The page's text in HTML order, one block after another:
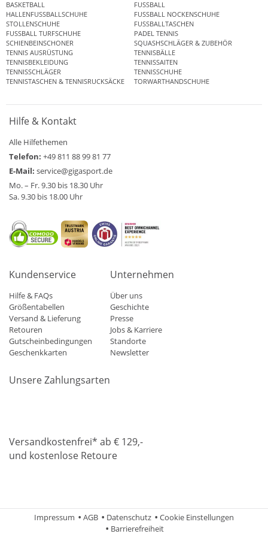
BASKETBALL
FUSSBALL
HALLENFUSSBALLSCHUHE
FUSSBALL NOCKENSCHUHE
STOLLENSCHUHE
FUSSBALLTASCHEN
FUSSBALL TURFSCHUHE
PADEL TENNIS
SCHIENBEINSCHONER
SQUASHSCHLÄGER & ZUBEHÖR
TENNIS AUSRÜSTUNG
TENNISBÄLLE
TENNISBEKLEIDUNG
TENNISSAITEN
TENNISSCHLÄGER
TENNISSCHUHE
TENNISTASCHEN & TENNISRUCKSÄCKE
TORWARTHANDSCHUHE
Hilfe & Kontakt
Alle Hilfethemen
Telefon: +49 811 88 99 81 77
E-Mail: service@gigasport.de
Mo. – Fr. 9.30 bis 18.30 Uhr
Sa. 9.30 bis 18.00 Uhr
Kundenservice
Hilfe & FAQs
Größentabellen
Versand & Lieferung
Retouren
Gutscheinbedingungen
Geschenkkarten
Unternehmen
Über uns
Geschichte
Presse
Jobs & Karriere
Standorte
Newsletter
Unsere Zahlungsarten
Versandkostenfrei* ab € 129,-
und kostenlose Retoure
Impressum AGB Datenschutz
Cookie Einstellungen
Barrierefreiheit